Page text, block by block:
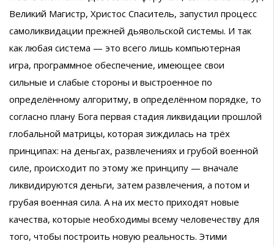
Великий Магистр, Христос Спаситель, запустил процесс
самоликвидации прежней дьявольской системы. И так
как любая система — это всего лишь компьютерная
игра, программное обеспечение, имеющее свои
сильные и слабые стороны и выстроенное по
определённому алгоритму, в определённом порядке, то
согласно плану Бога первая стадия ликвидации прошлой
глобальной матрицы, которая зиждилась на трёх
принципах: на деньгах, развлечениях и грубой военной
силе, происходит по этому же принципу — вначале
ликвидируются деньги, затем развлечения, а потом и
грубая военная сила. А на их место приходят новые
качества, которые необходимы всему человечеству для
того, чтобы построить новую реальность. Этими